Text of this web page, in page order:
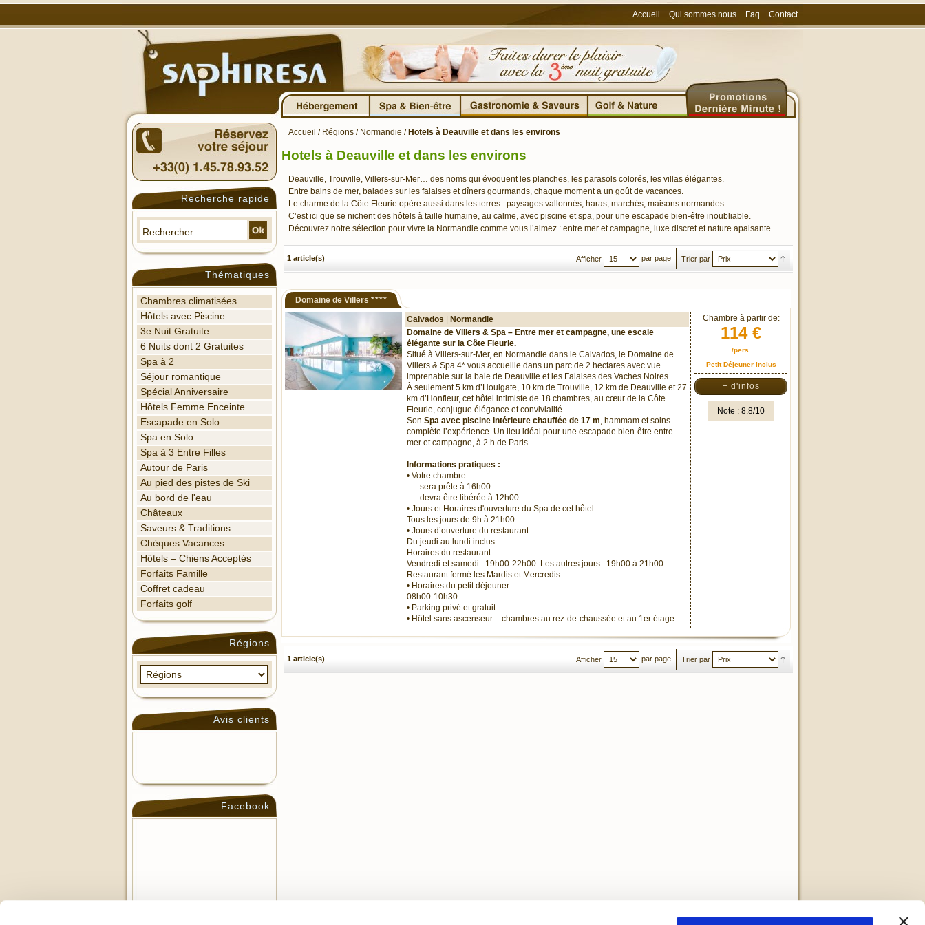
Accueil Qui sommes nous Faq Contact
Accueil / Régions / Normandie / Hotels à Deauville et dans les environs
Hotels à Deauville et dans les environs
Deauville, Trouville, Villers-sur-Mer… des noms qui évoquent les planches, les parasols colorés, les villas élégantes.
Entre bains de mer, balades sur les falaises et dîners gourmands, chaque moment a un goût de vacances.
Le charme de la Côte Fleurie opère aussi dans les terres : paysages vallonnés, haras, marchés, maisons normandes…
C’est ici que se nichent des hôtels à taille humaine, au calme, avec piscine et spa, pour une escapade bien-être inoubliable.
Découvrez notre sélection pour vivre la Normandie comme vous l’aimez : entre mer et campagne, luxe discret et nature apaisante.
1 article(s) Trier par
Afficher par page
Domaine de Villers ****
Calvados
Normandie
Domaine de Villers & Spa – Entre mer et campagne, une escale
élégante sur la Côte Fleurie.
Situé à Villers-sur-Mer, en Normandie dans le Calvados, le Domaine de
Villers & Spa 4* vous accueille dans un parc de 2 hectares avec vue
imprenable sur la baie de Deauville et les Falaises des Vaches Noires.
À seulement 5 km d’Houlgate, 10 km de Trouville, 12 km de Deauville et 27
km d’Honfleur, cet hôtel intimiste de 18 chambres, au cœur de la Côte
Fleurie, conjugue élégance et convivialité.
Son Spa avec piscine intérieure chauffée de 17 m, hammam et soins
complète l’expérience. Un lieu idéal pour une escapade bien-être entre
mer et campagne, à 2 h de Paris.
Informations pratiques :
• Votre chambre :
- sera prête à 16h00.
- devra être libérée à 12h00
• Jours et Horaires d'ouverture du Spa de cet hôtel :
Tous les jours de 9h à 21h00
• Jours d’ouverture du restaurant :
Du jeudi au lundi inclus.
Horaires du restaurant :
Vendredi et samedi : 19h00-22h00. Les autres jours : 19h00 à 21h00.
Restaurant fermé les Mardis et Mercredis.
• Horaires du petit déjeuner :
08h00-10h30.
• Parking privé et gratuit.
• Hôtel sans ascenseur – chambres au rez-de-chaussée et au 1er étage
Chambre à partir de:
114 €
/pers.
Petit Déjeuner inclus
+ d'infos
Note : 8.8/10
1 article(s) Trier par
Afficher par page
Recherche rapide
Thématiques
Chambres climatisées
Hôtels avec Piscine
3e Nuit Gratuite
6 Nuits dont 2 Gratuites
Spa à 2
Séjour romantique
Spécial Anniversaire
Hôtels Femme Enceinte
Escapade en Solo
Spa en Solo
Spa à 3 Entre Filles
Autour de Paris
Au pied des pistes de Ski
Au bord de l'eau
Châteaux
Saveurs & Traditions
Chèques Vacances
Hôtels – Chiens Acceptés
Forfaits Famille
Coffret cadeau
Forfaits golf
Régions
Avis clients
Facebook